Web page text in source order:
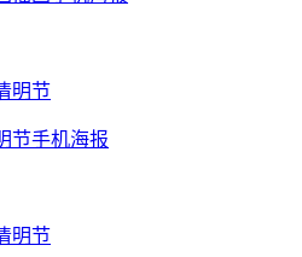
节手机海报